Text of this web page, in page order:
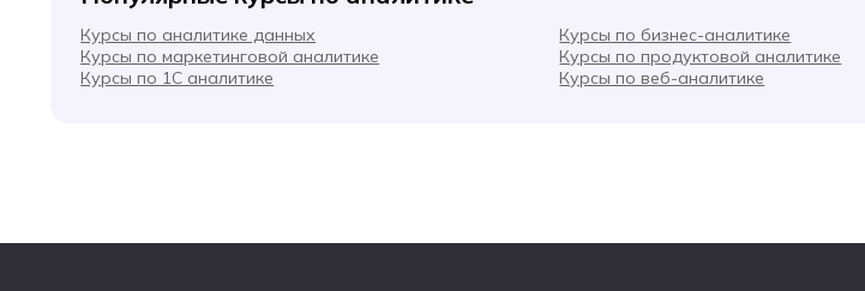
Курсы по аналитике данных Курсы по бизнес-аналитике
Курсы по маркетинговой аналитике
Курсы по продуктовой аналитике
Курсы по 1С аналитике
Курсы по веб-аналитике